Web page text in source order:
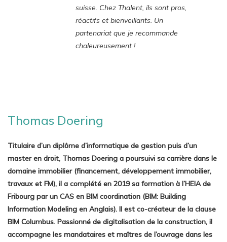
suisse. Chez Thalent, ils sont pros,
réactifs et bienveillants. Un
partenariat que je recommande
chaleureusement !
Thomas Doering
Titulaire d’un diplôme d’informatique de gestion puis d’un
master en droit, Thomas Doering a poursuivi sa carrière dans le
domaine immobilier (financement, développement immobilier,
travaux et FM), il a complété en 2019 sa formation à l’HEIA de
Fribourg par un CAS en BIM coordination (BIM: Building
Information Modeling en Anglais). Il est co-créateur de la clause
BIM Columbus. Passionné de digitalisation de la construction, il
accompagne les mandataires et maîtres de l’ouvrage dans les